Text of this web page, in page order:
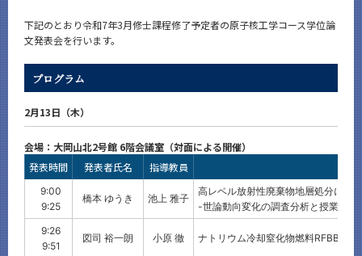
下記のとおり令和7年3月修士課程修了予定者の原子核工学コース学位論
文発表会を行います。
プログラム
2月13日（木）
会場：大岡山北2号館 6階会議室（対面による開催）
発表時間
発表者氏名 指導教員
9:00
9:25
橋本 ゆうき 池上 雅子
高レベル放射性廃棄物地層処分に係
-世論動向変化の調査分析と授業実
9:26
9:51
図司 裕一朗 小原 徹 ナトリウム冷却窒化物燃料RFBBの
年別アーカイブ
CLOSE